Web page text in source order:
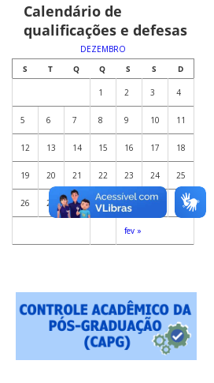
Calendário de
qualificações e defesas
DEZEMBRO
S
T Q Q S S D
fev »
1 2 3 4
5 6 7 8 9 10 11
12 13 14 15 16 17 18
19 20 21 22 23 24 25
26 27 28 29 30 31